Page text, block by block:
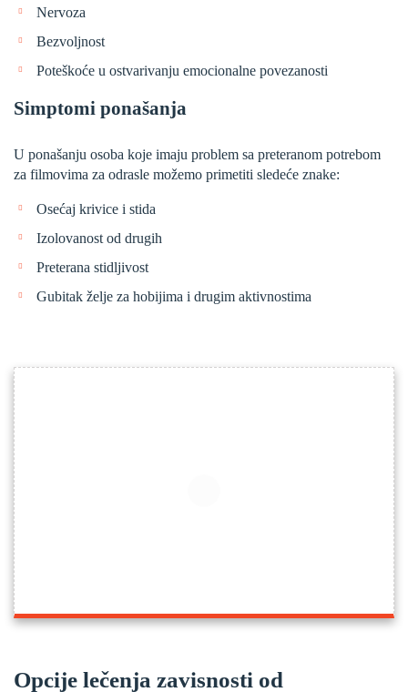
Nervoza
Bezvoljnost
Poteškoće u ostvarivanju emocionalne povezanosti
Simptomi ponašanja
U ponašanju osoba koje imaju problem sa preteranom potrebom
za filmovima za odrasle možemo primetiti sledeće znake:
Osećaj krivice i stida
Izolovanost od drugih
Preterana stidljivost
Gubitak želje za hobijima i drugim aktivnostima
Opcije lečenja zavisnosti od